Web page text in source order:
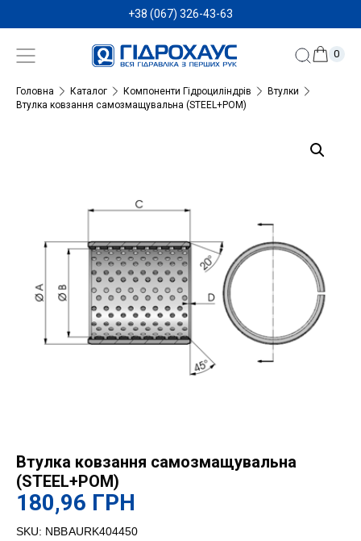
+38 (067) 326-43-63
0
Головна Каталог Компоненти Гідроциліндрів
Втулки
Втулка ковзання самозмащувальна (STEEL+POM)
Втулка ковзання самозмащувальна
(STEEL+POM)
180,96 ГРН
SKU: NBBAURK404450